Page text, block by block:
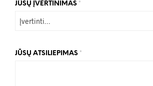
JŪSŲ ĮVERTINIMAS *
JŪSŲ ATSILIEPIMAS *